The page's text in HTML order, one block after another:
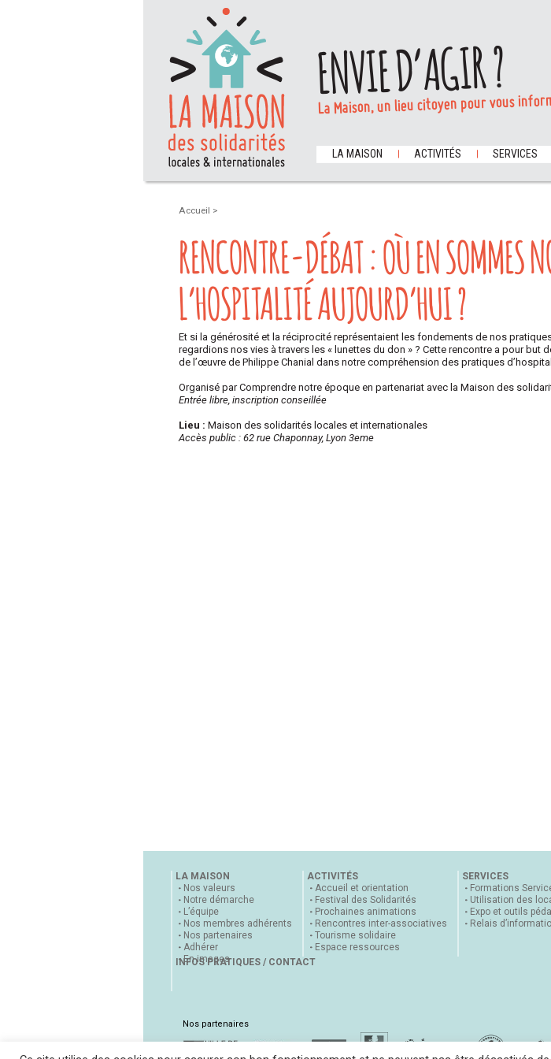
ENVIE D’AGIR ?
La Maison, un lieu citoyen pour vous
LA MAISON ACTIVITÉS SERVICES
Accueil >
RENCONTRE-DÉBAT : OÙ EN SOMMES
L’HOSPITALITÉ AUJOURD’HUI ?
Et si la générosité et la réciprocité représentaient les fondements de nos
regardions nos vies à travers les « lunettes du don » ? Cette rencontre a pour but
de l’œuvre de Philippe Chanial dans notre compréhension des pratiques
Organisé par Comprendre notre époque en partenariat avec la Maison des
Entrée libre, inscription conseillée
Lieu : Maison des solidarités locales et internationales
Accès public : 62 rue Chaponnay, Lyon 3eme
LA MAISON
Nos valeurs
Notre démarche
L’équipe
Nos membres adhérents
Nos partenaires
Adhérer
En images
ACTIVITÉS
Accueil et orientation
Festival des Solidarités
Prochaines animations
Rencontres inter-associatives
Tourisme solidaire
Espace ressources
SERVICES
Formations
Utilisation des
Expo et outils
Relais
INFOS PRATIQUES / CONTACT
Nos partenaires